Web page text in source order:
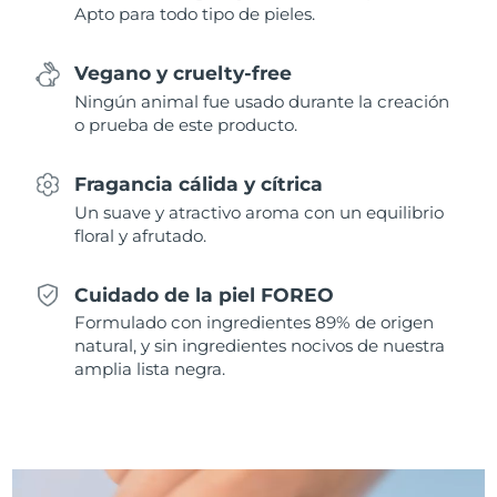
Apto para todo tipo de pieles.
Vegano y cruelty-free
Ningún animal fue usado durante la creación
o prueba de este producto.
Fragancia cálida y cítrica
Un suave y atractivo aroma con un equilibrio
floral y afrutado.
Cuidado de la piel FOREO
Formulado con ingredientes 89% de origen
natural, y sin ingredientes nocivos de nuestra
amplia lista negra.
Singapur Entrega prevista
Eslovaquia Entrega prevista
Eslovenia Entrega prevista
Sudáfrica Entrega prevista
Corea del Sur Entrega prevista
España
Suecia Entrega prevista8/9/26
Suiza
Tailandia Entrega prevista